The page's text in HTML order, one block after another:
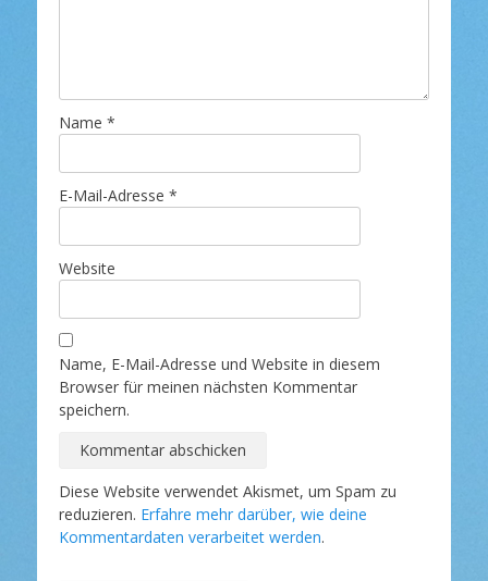
Name *
E-Mail-Adresse *
Website
Name, E-Mail-Adresse und Website in diesem
Browser für meinen nächsten Kommentar
speichern.
Diese Website verwendet Akismet, um Spam zu
reduzieren. Erfahre mehr darüber, wie deine
Kommentardaten verarbeitet werden.